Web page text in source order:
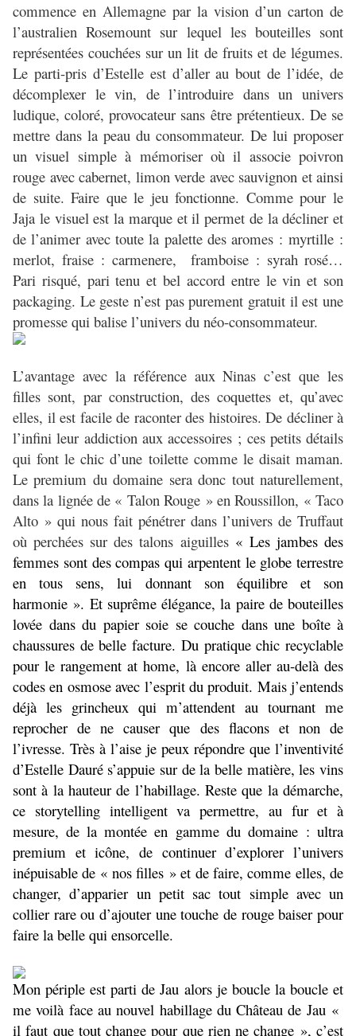
commence en Allemagne par la vision d’un carton de
l’australien Rosemount sur lequel les bouteilles sont
représentées couchées sur un lit de fruits et de légumes.
Le parti-pris d’Estelle est d’aller au bout de l’idée, de
décomplexer le vin, de l’introduire dans un univers
ludique, coloré, provocateur sans être prétentieux. De se
mettre dans la peau du consommateur. De lui proposer
un visuel simple à mémoriser où il associe poivron
rouge avec cabernet, limon verde avec sauvignon et ainsi
de suite. Faire que le jeu fonctionne. Comme pour le
Jaja le visuel est la marque et il permet de la décliner et
de l’animer avec toute la palette des aromes : myrtille :
merlot, fraise : carmenere,
framboise : syrah rosé…
Pari risqué, pari tenu et bel accord entre le vin et son
packaging. Le geste n’est pas purement gratuit il est une
promesse qui balise l’univers du néo-consommateur.
L’avantage avec la référence aux Ninas c’est que les
filles sont, par construction, des coquettes et, qu’avec
elles, il est facile de raconter des histoires. De décliner à
l’infini leur addiction aux accessoires ; ces petits détails
qui font le chic d’une toilette comme le disait maman.
Le premium du domaine sera donc tout naturellement,
dans la lignée de « Talon Rouge » en Roussillon, « Taco
Alto » qui nous fait pénétrer dans l’univers de Truffaut
où perchées sur des talons aiguilles « Les jambes des
femmes sont des compas qui arpentent le globe terrestre
en tous sens, lui donnant son équilibre et son
harmonie ». Et suprême élégance, la paire de bouteilles
lovée dans du papier soie se couche dans une boîte à
chaussures de belle facture. Du pratique chic recyclable
pour le rangement at home, là encore aller au-delà des
codes en osmose avec l’esprit du produit. Mais j’entends
déjà les grincheux qui m’attendent au tournant me
reprocher de ne causer que des flacons et non de
l’ivresse. Très à l’aise je peux répondre que l’inventivité
d’Estelle Dauré s’appuie sur de la belle matière, les vins
sont à la hauteur de l’habillage. Reste que la démarche,
ce storytelling intelligent va permettre, au fur et à
mesure, de la montée en gamme du domaine : ultra
premium et icône, de continuer d’explorer l’univers
inépuisable de « nos filles » et de faire, comme elles, de
changer, d’apparier un petit sac tout simple avec un
collier rare ou d’ajouter une touche de rouge baiser pour
faire la belle qui ensorcelle.
Mon périple est parti de Jau alors je boucle la boucle et
me voilà face au nouvel habillage du Château de Jau «
il faut que tout change pour que rien ne change », c’est